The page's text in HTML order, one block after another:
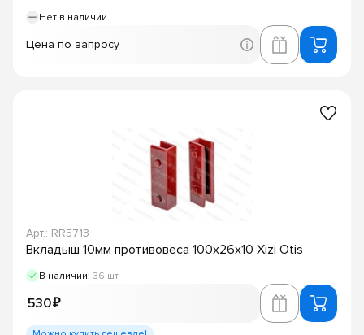
Нет в наличии
Цена по запросу
Арт.: RR5713
Вкладыш 10мм противовеса 100х26х10 Xizi Otis
В наличии: 36 шт
530 ₽